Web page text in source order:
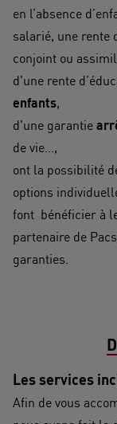
en l’absence
salarié, une rente
conjoint ou
d'une rente
enfants,
d'une garantie
de vie...,
ont la possibilité
options
font bénéficier à
partenaire de
garanties.
Les services
Afin de vous